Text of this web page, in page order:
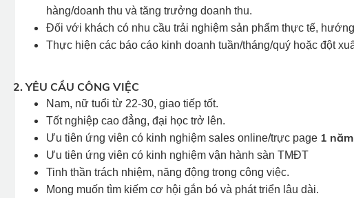
hàng/doanh thu và tăng trưởng doanh thu.
Đối với khách có nhu cầu trải nghiệm sản phẩm thực tế,
Thực hiện các báo cáo kinh doanh tuần/tháng/quý hoặc đột
2. YÊU CẦU CÔNG VIỆC
Nam, nữ tuổi từ 22-30, giao tiếp tốt.
Tốt nghiệp cao đẳng, đại học trở lên.
Ưu tiên ứng viên có kinh nghiệm sales online/trực page 1
Ưu tiên ứng viên có kinh nghiệm vận hành sàn TMĐT
Tinh thần trách nhiệm, năng động trong công việc.
Mong muốn tìm kiếm cơ hội gắn bó và phát triển lâu dài.